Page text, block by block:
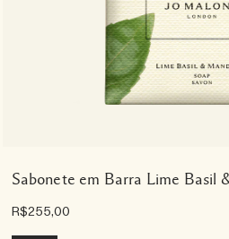
Sabonete em Barra Lime Basil
R$255,00